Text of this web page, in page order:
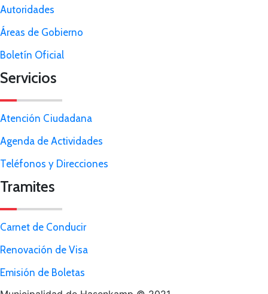
Autoridades
Áreas de Gobierno
Boletín Oficial
Servicios
Atención Ciudadana
Agenda de Actividades
Teléfonos y Direcciones
Tramites
Carnet de Conducir
Renovación de Visa
Emisión de Boletas